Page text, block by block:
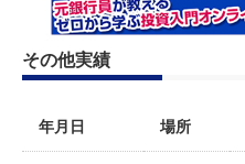
その他実績
年月日 場所